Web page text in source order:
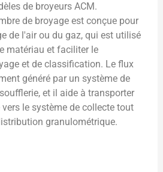
de broyeurs ACM.
de broyage est conçue pour
de l'air ou du gaz, qui est utilisé
matériau et faciliter le
et de classification. Le flux
généré par un système de
et il aide à transporter
vers le système de collecte tout
granulométrique.